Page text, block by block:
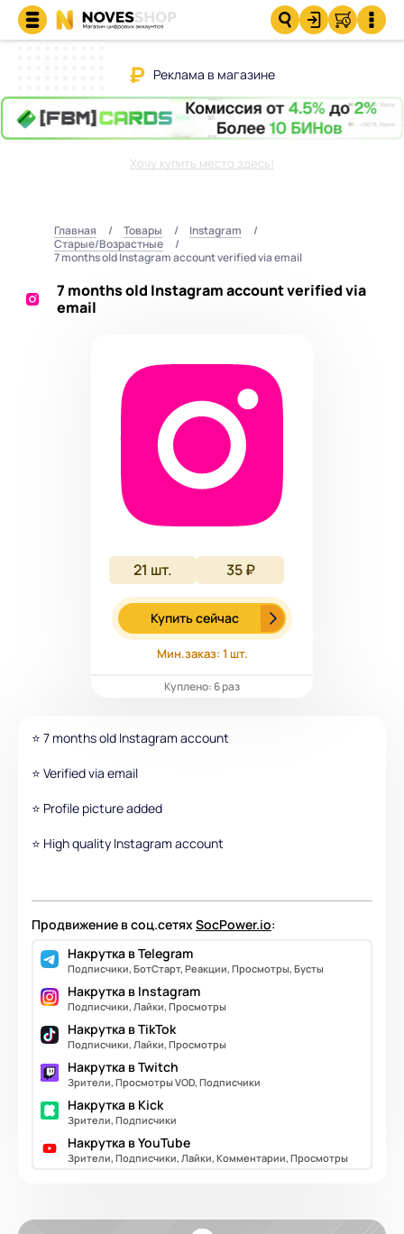
Реклама в магазине
Хочу купить место здесь!
Главная Товары
Instagram
Старые/Возрастные
7 months old Instagram account verified via email
7 months old Instagram account verified via
email
21 шт. 35 ₽
Купить сейчас
Мин.заказ: 1 шт.
Куплено: 6 раз
⭐ 7 months old Instagram account
⭐ Verified via email
⭐ Profile picture added
⭐ High quality Instagram account
Продвижение в соц.сетяхSocPower.io:
Накрутка в Telegram
Подписчики, БотСтарт, Реакции, Просмотры, Бусты
Накрутка в Instagram
Подписчики, Лайки, Просмотры
Накрутка в TikTok
Подписчики, Лайки, Просмотры
Накрутка в Twitch
Зрители, Просмотры VOD, Подписчики
Накрутка в Kick
Зрители, Подписчики
Накрутка в YouTube
Зрители, Подписчики, Лайки, Комментарии, Просмотры